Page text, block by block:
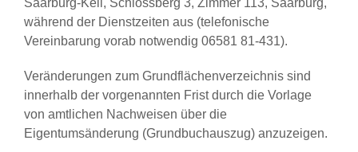
Saarburg-Kell, Schlossberg 3, Zimmer 113, Saarburg,
während der Dienstzeiten aus (telefonische
Vereinbarung vorab notwendig 06581 81-431).
Veränderungen zum Grundflächenverzeichnis sind
innerhalb der vorgenannten Frist durch die Vorlage
von amtlichen Nachweisen über die
Eigentumsänderung (Grundbuchauszug) anzuzeigen.